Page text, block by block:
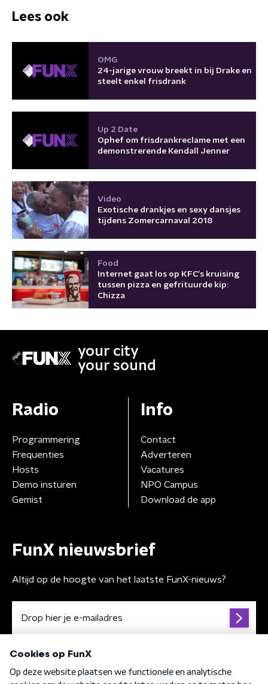
Lees ook
OMG
24-jarige vrouw breekt in bij Drake en
steelt enkel frisdrank
Up 2 Date
Ophef om frisdrankreclame met een
demonstrerende Kendall Jenner
Video
Exotische drankjes en sexy dansjes
tijdens Zomercarnaval 2018
Food
Internet gaat los op KFC's kruising
tussen pizza en gefrituurde kip:
Chizza
your city
your sound
Radio
Programmering
Frequenties
Hosts
Demo insturen
Gemist
Info
Contact
Adverteren
Vacatures
NPO Campus
Download de app
FunX nieuwsbrief
Altijd op de hoogte van het laatste FunX-nieuws?